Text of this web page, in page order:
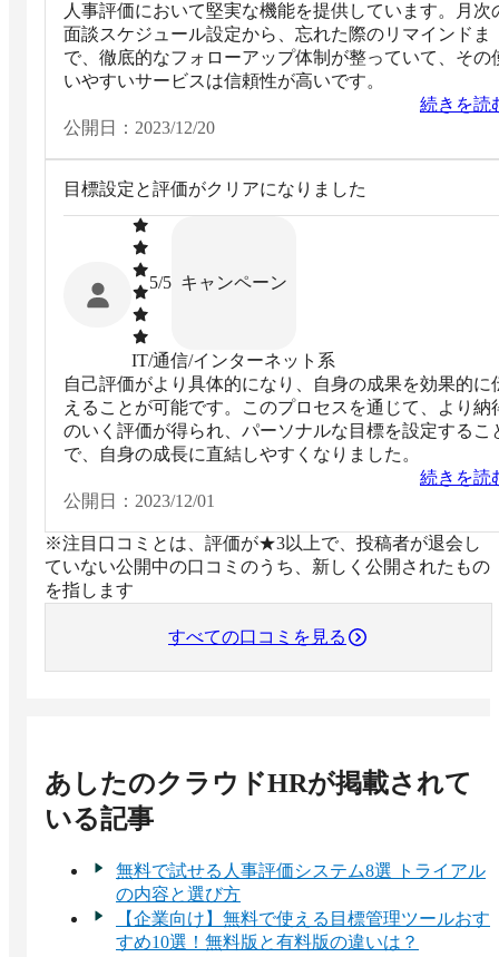
人事評価において堅実な機能を提供しています。月次
面談スケジュール設定から、忘れた際のリマインドま
で、徹底的なフォローアップ体制が整っていて、その
いやすいサービスは信頼性が高いです。
続きを読
公開日： 2023/12/20
目標設定と評価がクリアになりました
5/5 キャンペーン
IT/通信/インターネット系
自己評価がより具体的になり、自身の成果を効果的に
えることが可能です。このプロセスを通じて、より納
のいく評価が得られ、パーソナルな目標を設定するこ
で、自身の成長に直結しやすくなりました。
続きを読
公開日： 2023/12/01
※注目口コミとは、評価が★3以上で、投稿者が退会し
ていない公開中の口コミのうち、新しく公開されたもの
を指します
すべての口コミを見る
あしたのクラウドHRが掲載されて
いる記事
無料で試せる人事評価システム8選 トライアル
の内容と選び方
【企業向け】無料で使える目標管理ツールおす
すめ10選！無料版と有料版の違いは？